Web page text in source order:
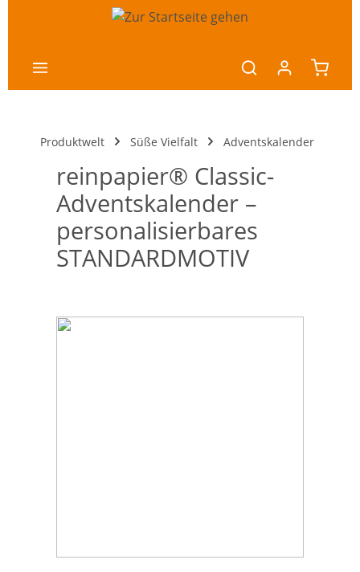
Produktwelt Süße Vielfalt Adventskalender
reinpapier® Classic-
Adventskalender –
personalisierbares
STANDARDMOTIV
Bildergalerie überspringen